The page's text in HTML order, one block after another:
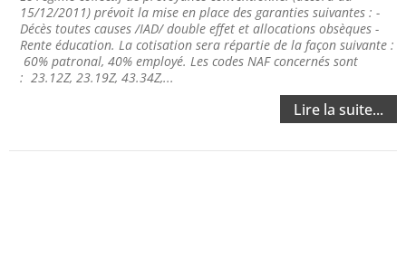
15/12/2011) prévoit la mise en place des garanties suivantes : -
Décès toutes causes /IAD/ double effet et allocations obsèques -
Rente éducation. La cotisation sera répartie de la façon suivante :
60% patronal, 40% employé. Les codes NAF concernés sont
: 23.12Z, 23.19Z, 43.34Z,...
Lire la suite...